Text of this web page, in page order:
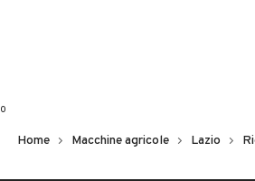
0
Home Macchine agricole Lazio